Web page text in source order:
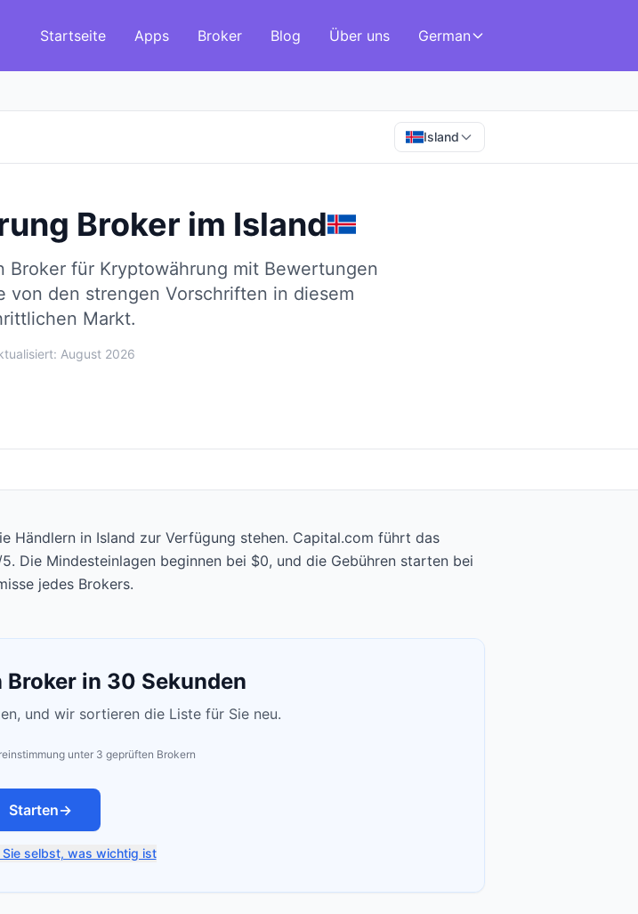
Startseite Apps Broker Blog Über uns German
Island
Broker im Island
für Kryptowährung mit Bewertungen
von den strengen Vorschriften in diesem
Markt.
August 2026
Händlern in Island zur Verfügung stehen. Capital.com führt das
Die Mindesteinlagen beginnen bei $0, und die Gebühren starten bei
jedes Brokers.
Broker in 30 Sekunden
und wir sortieren die Liste für Sie neu.
unter 3 geprüften Brokern
Starten→
Sie selbst, was wichtig ist